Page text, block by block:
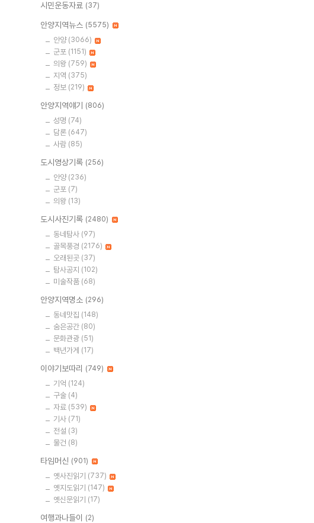
시민운동자료 (37)
안양지역뉴스 (5575)
안양 (3066)
군포 (1151)
의왕 (759)
지역 (375)
정보 (219)
안양지역얘기 (806)
성명 (74)
담론 (647)
사람 (85)
도시영상기록 (256)
안양 (236)
군포 (7)
의왕 (13)
도시사진기록 (2480)
동네탐사 (97)
골목풍경 (2176)
오래된곳 (37)
탐사공지 (102)
미술작품 (68)
안양지역명소 (296)
동네맛집 (148)
숨은공간 (80)
문화관광 (51)
백년가게 (17)
이야기보따리 (749)
기억 (124)
구술 (4)
자료 (539)
기사 (71)
전설 (3)
물건 (8)
타임머신 (901)
옛사진읽기 (737)
옛지도읽기 (147)
옛신문읽기 (17)
여행과나들이 (2)